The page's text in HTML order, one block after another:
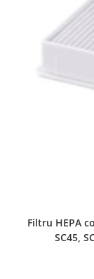
Filtru HEPA
SC45,